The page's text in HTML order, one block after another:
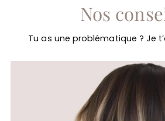
Nos
Tu as une problématique ? Je